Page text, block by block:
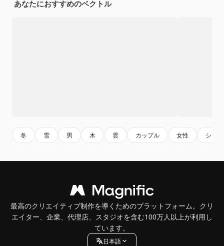
あなたにおすすめのベクトル
冬 雪 男 木 雲 カップル 女性 シー
最高のクリエイティブ制作を導くためのプラットフォーム。クリ
エイター、企業、代理店、スタジオを含む100万人以上が利用し
ています。
日本語